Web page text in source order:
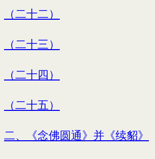
（二十二）
（二十三）
（二十四）
（二十五）
二、《念佛圆通》并《续貂》